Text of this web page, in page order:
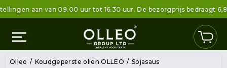
aan van 09.00 uur tot 16.30 uur. De bezorgprijs bedraagt
Olleo Koudgeperste oliën OLLEO Sojasaus